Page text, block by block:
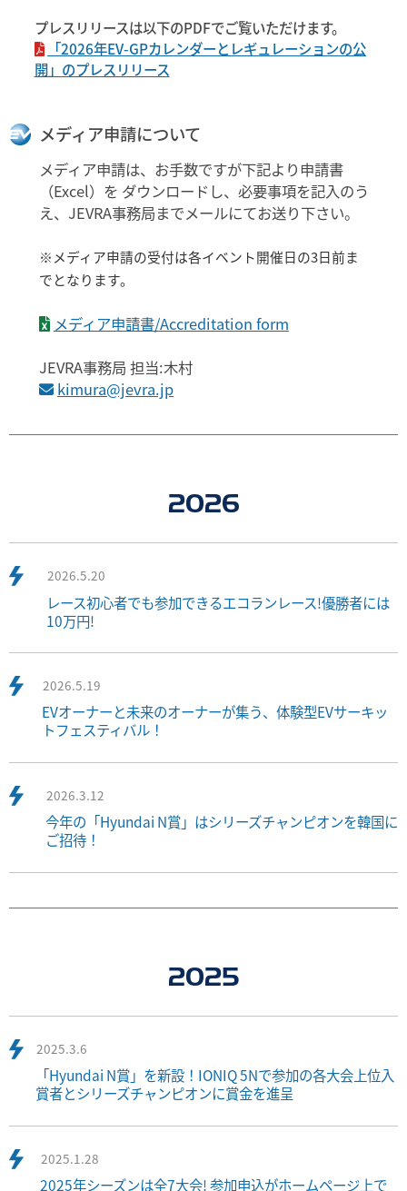
プレスリリースは以下のPDFでご覧いただけます。
「2026年EV-GPカレンダーとレギュレーションの公
開」のプレスリリース
メディア申請について
メディア申請は、お手数ですが下記より申請書
（Excel）を ダウンロードし、必要事項を記入のう
え、JEVRA事務局までメールにてお送り下さい。
※メディア申請の受付は各イベント開催日の3日前ま
でとなります。
メディア申請書/Accreditation form
JEVRA事務局 担当:木村
kimura@jevra.jp
2026
2026.5.20
レース初心者でも参加できるエコランレース!優勝者には
10万円!
2026.5.19
EVオーナーと未来のオーナーが集う、体験型EVサーキッ
トフェスティバル！
2026.3.12
今年の「Hyundai N賞」はシリーズチャンピオンを韓国に
ご招待！
2025
2025.3.6
「Hyundai N賞」を新設！IONIQ 5Nで参加の各大会上位入
賞者とシリーズチャンピオンに賞金を進呈
2025.1.28
2025年シーズンは全7大会! 参加申込がホームページ上で